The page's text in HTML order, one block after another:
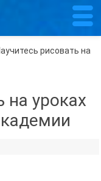
рисовать на
на уроках